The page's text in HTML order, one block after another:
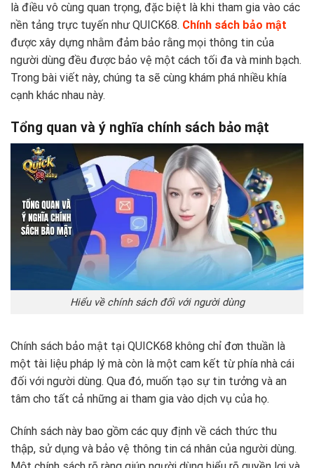
là điều vô cùng quan trọng, đặc biệt là khi tham gia vào các
nền tảng trực tuyến như QUICK68. Chính sách bảo mật
được xây dựng nhằm đảm bảo rằng mọi thông tin của
người dùng đều được bảo vệ một cách tối đa và minh bạch.
Trong bài viết này, chúng ta sẽ cùng khám phá nhiều khía
cạnh khác nhau này.
Tổng quan và ý nghĩa chính sách bảo mật
Hiểu về chính sách đối với người dùng
Chính sách bảo mật tại QUICK68 không chỉ đơn thuần là
một tài liệu pháp lý mà còn là một cam kết từ phía nhà cái
đối với người dùng. Qua đó, muốn tạo sự tin tưởng và an
tâm cho tất cả những ai tham gia vào dịch vụ của họ.
Chính sách này bao gồm các quy định về cách thức thu
thập, sử dụng và bảo vệ thông tin cá nhân của người dùng.